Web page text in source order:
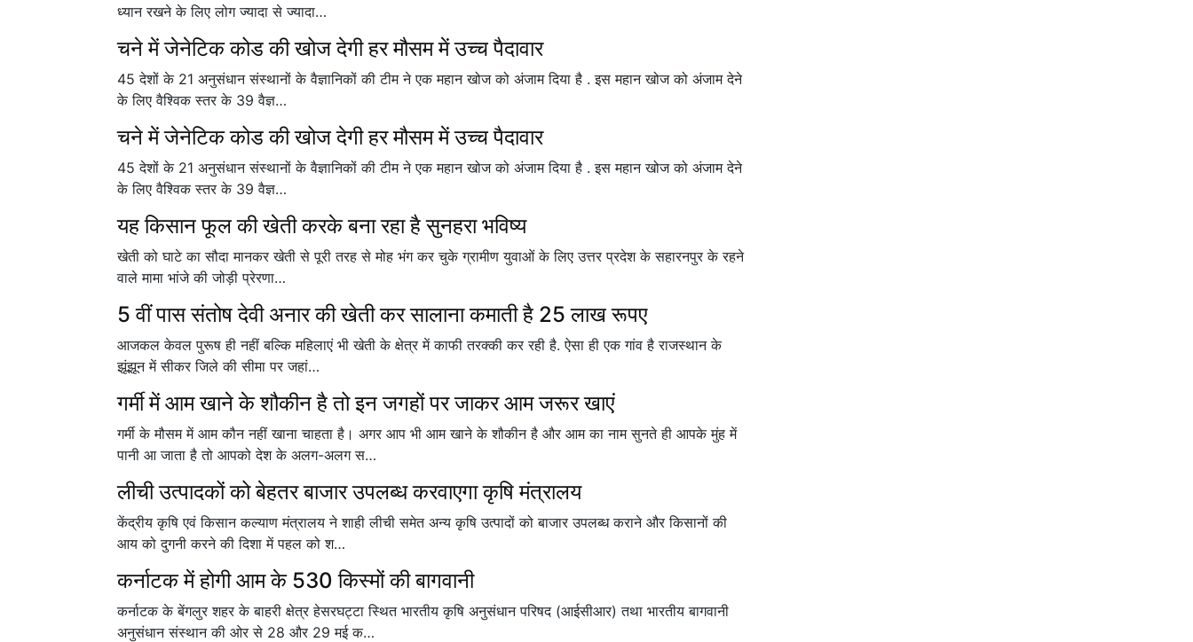
ध्यान रखने के लिए लोग ज्यादा से ज्यादा…
चने में जेनेटिक कोड की खोज देगी हर मौसम में उच्च पैदावार
45 देशों के 21 अनुसंधान संस्थानों के वैज्ञानिकों की टीम ने एक महान खोज को अंजाम दिया है . इस महान खोज को अंजाम देने
के लिए वैश्विक स्तर के 39 वैज्ञ…
चने में जेनेटिक कोड की खोज देगी हर मौसम में उच्च पैदावार
45 देशों के 21 अनुसंधान संस्थानों के वैज्ञानिकों की टीम ने एक महान खोज को अंजाम दिया है . इस महान खोज को अंजाम देने
के लिए वैश्विक स्तर के 39 वैज्ञ…
यह किसान फूल की खेती करके बना रहा है सुनहरा भविष्य
खेती को घाटे का सौदा मानकर खेती से पूरी तरह से मोह भंग कर चुके ग्रामीण युवाओं के लिए उत्तर प्रदेश के सहारनपुर के रहने
वाले मामा भांजे की जोड़ी प्रेरणा…
5 वीं पास संतोष देवी अनार की खेती कर सालाना कमाती है 25 लाख रूपए
आजकल केवल पुरूष ही नहीं बल्कि महिलाएं भी खेती के क्षेत्र में काफी तरक्की कर रही है. ऐसा ही एक गांव है राजस्थान के
झूंझून में सीकर जिले की सीमा पर जहां…
गर्मी में आम खाने के शौकीन है तो इन जगहों पर जाकर आम जरूर खाएं
गर्मी के मौसम में आम कौन नहीं खाना चाहता है। अगर आप भी आम खाने के शौकीन है और आम का नाम सुनते ही आपके मुंह में
पानी आ जाता है तो आपको देश के अलग-अलग स…
लीची उत्पादकों को बेहतर बाजार उपलब्ध करवाएगा कृषि मंत्रालय
केंद्रीय कृषि एवं किसान कल्याण मंत्रालय ने शाही लीची समेत अन्य कृषि उत्पादों को बाजार उपलब्ध कराने और किसानों की
आय को दुगनी करने की दिशा में पहल को श…
कर्नाटक में होगी आम के 530 किस्मों की बागवानी
कर्नाटक के बेंगलुर शहर के बाहरी क्षेत्र हेसरघट्टा स्थित भारतीय कृषि अनुसंधान परिषद (आईसीआर) तथा भारतीय बागवानी
अनुसंधान संस्थान की ओर से 28 और 29 मई क…